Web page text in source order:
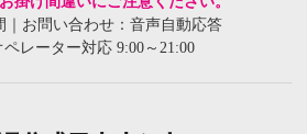
｜お問い合わせ：音声自動応答
ペレーター対応 9:00～21:00